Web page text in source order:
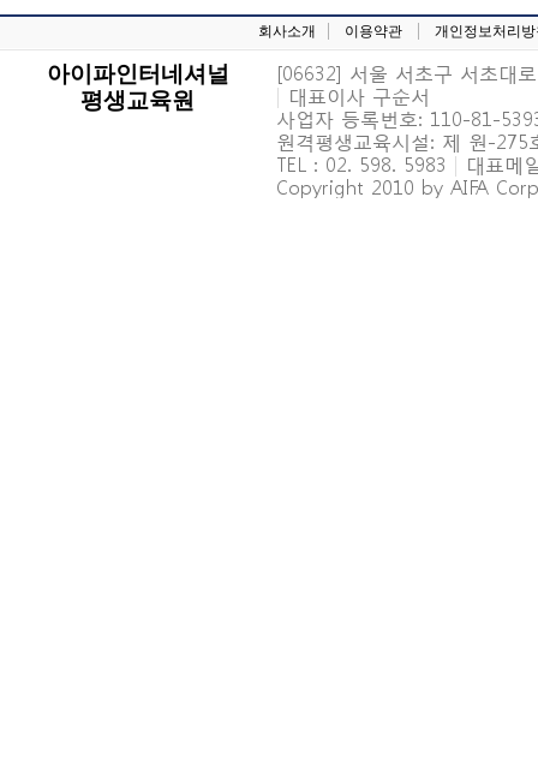
회사소개 이용약관 개인정보처리
아이파인터네셔널
평생교육원
[06632] 서울 서초구 서초대
| 대표이사 구순서
사업자 등록번호: 110-81-
원격평생교육시설: 제 원-
TEL : 02. 598. 5983 | 대표메
Copyright 2010 by AIFA